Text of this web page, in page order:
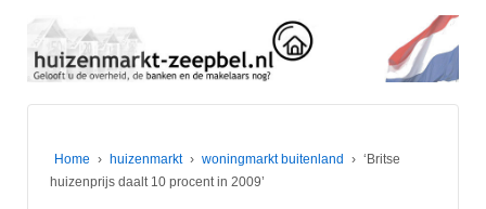
Home › huizenmarkt › woningmarkt buitenland › ‘Britse
huizenprijs daalt 10 procent in 2009’